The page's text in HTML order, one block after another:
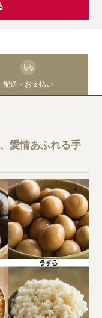
配送・お支払い
愛情あふれる手